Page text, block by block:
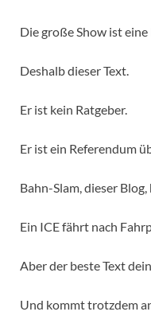
Die große Show ist eine
Deshalb dieser Text.
Er ist kein Ratgeber.
Er ist ein Referendum
Bahn-Slam, dieser
Ein ICE fährt nach
Aber der beste Text
Und kommt trotzdem